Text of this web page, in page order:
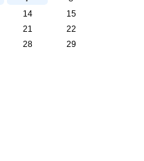
14
15
21
22
28
29